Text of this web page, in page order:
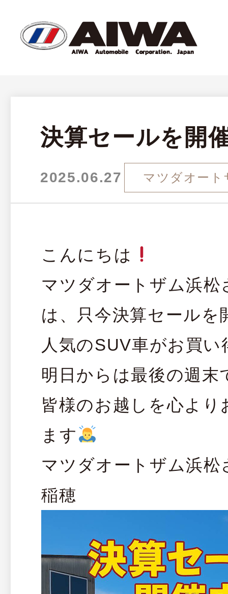
決算セールを開
2025.06.27 マツダオー
こんにちは
マツダオートザム浜松
は、只今決算セールを
人気のSUV車がお買い
明日からは最後の週末
皆様のお越しを心よ
ます
マツダオートザム浜松
稲穂